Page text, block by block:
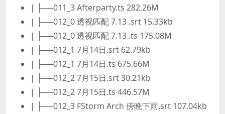
| ├──011_3 Afterparty.ts 282.26M
| ├──012_0 透视匹配 7.13 .srt 15.33kb
| ├──012_0 透视匹配 7.13 .ts 175.08M
| ├──012_1 7月14日.srt 62.79kb
| ├──012_1 7月14日.ts 675.66M
| ├──012_2 7月15日.srt 30.21kb
| ├──012_2 7月15日.ts 446.57M
| ├──012_3 FStorm Arch 傍晚下雨.srt 107.04kb